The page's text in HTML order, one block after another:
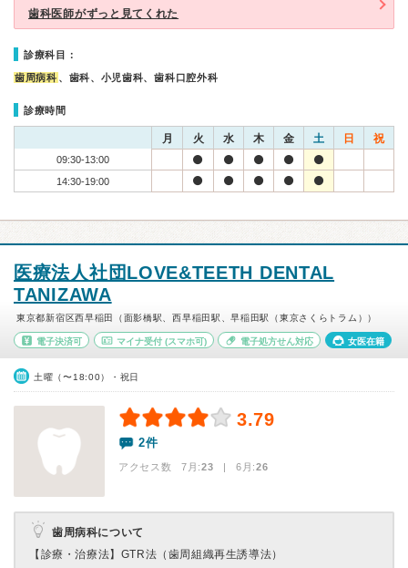
歯科医師がずっと見てくれた
診療科目：
歯周病科 、歯科、小児歯科、歯科口腔外科
診療時間
月 火 水 木 金 土 日 祝
09:30-13:00
14:30-19:00
医療法人社団LOVE&TEETH DENTAL
TANIZAWA
東京都新宿区西早稲田（面影橋駅、西早稲田駅、早稲田駅（東京さくらトラム））
電子決済可 マイナ受付(スマホ可) 電子処方せん対応 女医在籍
土曜（〜18:00）・祝日
3.79
2件
アクセス数 7月:23 | 6月:26
歯周病科について
【診療・治療法】 GTR法（歯周組織再生誘導法）